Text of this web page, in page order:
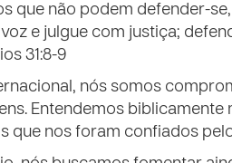
que não podem defender-
e julgue com justiça;
31:8-9
nós somos
Entendemos
que nos foram confiados